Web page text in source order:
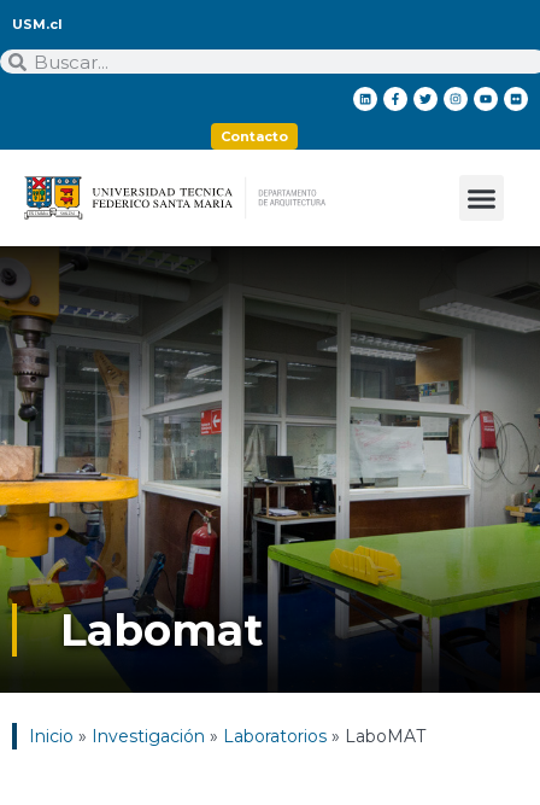
USM.cl
Contacto
Labomat
Inicio » Investigación » Laboratorios » LaboMAT